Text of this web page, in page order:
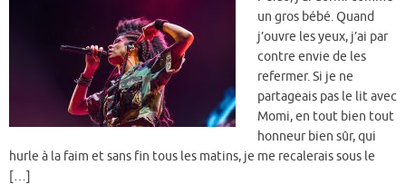
un gros bébé. Quand
j’ouvre les yeux, j’ai par
contre envie de les
refermer. Si je ne
partageais pas le lit avec
Momi, en tout bien tout
honneur bien sûr, qui
hurle à la faim et sans fin tous les matins, je me recalerais sous le
[…]